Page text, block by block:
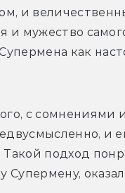
и
и мужество
как
с сомнениями
и
подход